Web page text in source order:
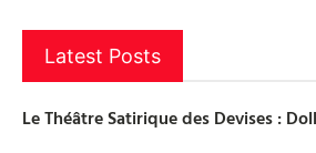
Latest Posts
Le Théâtre Satirique des Devises :